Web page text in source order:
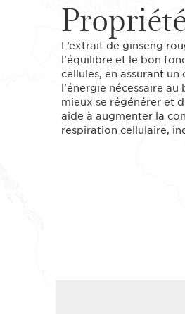
L’extrait de ginseng
l'équilibre et le bon
cellules, en assurant
l'énergie nécessaire
mieux se régénérer et
aide à augmenter la
respiration cellulaire,